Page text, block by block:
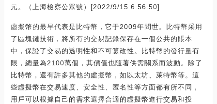
元。（上海檢察公眾號）[2022/9/15 6:56:50]
虛擬幣的最早代表是比特幣，它于2009年問世。比特幣采用
了區塊鏈技術，將所有的交易記錄保存在一個公共的賬本
中，保證了交易的透明性和不可篡改性。比特幣的發行量有
限，總量為2100萬個，其價值也隨著供需關系而波動。除了
比特幣，還有許多其他的虛擬幣，如以太坊、萊特幣等。這
些虛擬幣在交易速度、安全性、匿名性等方面都有所不同，
用戶可以根據自己的需求選擇合適的虛擬幣進行交易和投